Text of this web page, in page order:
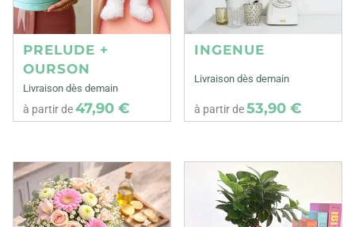
PRELUDE +
OURSON
Livraison dès demain
à partir de47,90 €
INGENUE
Livraison dès demain
à partir de53,90 €